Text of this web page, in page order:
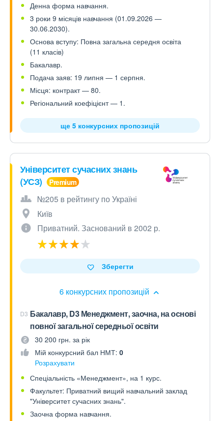
Денна форма навчання.
3 роки 9 місяців навчання (01.09.2026 —
30.06.2030).
Основа вступу: Повна загальна середня освіта
(11 класів)
Бакалавр.
Подача заяв: 19 липня — 1 серпня.
Місця: контракт — 80.
Регіональний коефіцієнт — 1.
ще 5 конкурсних пропозицій
Університет сучасних знань
(УСЗ)
№205 в рейтингу по Україні
Київ
Приватний. Заснований в 2002 р.
6 конкурсних пропозицій
Зберегти
D3 Бакалавр, D3 Менеджмент, заочна, на основі
повної загальної середньої освіти
30 200 грн. за рік
Мій конкурсний бал НМТ: 0
Розрахувати
Спеціальність «Менеджмент», на 1 курс.
Факультет: Приватний вищий навчальний заклад
"Університет сучасних знань".
Заочна форма навчання.